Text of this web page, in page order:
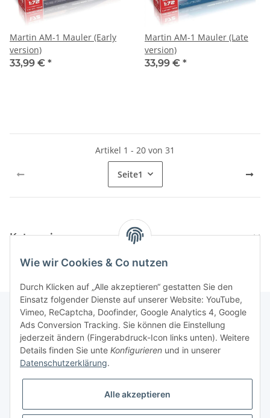
Martin AM-1 Mauler (Early
version)
33,99 € *
Martin AM-1 Mauler (Late
version)
33,99 € *
Artikel 1 - 20 von 31
Seite1
Kategorien
Informationen
Gesetzliche Informationen
Wie wir Cookies & Co nutzen
Durch Klicken auf „Alle akzeptieren“ gestatten Sie den
Einsatz folgender Dienste auf unserer Website: YouTube,
Vimeo, ReCaptcha, Doofinder, Google Analytics 4, Google
Ads Conversion Tracking. Sie können die Einstellung
jederzeit ändern (Fingerabdruck-Icon links unten). Weitere
Details finden Sie unte Konfigurieren und in unserer
Datenschutzerklärung.
Alle akzeptieren